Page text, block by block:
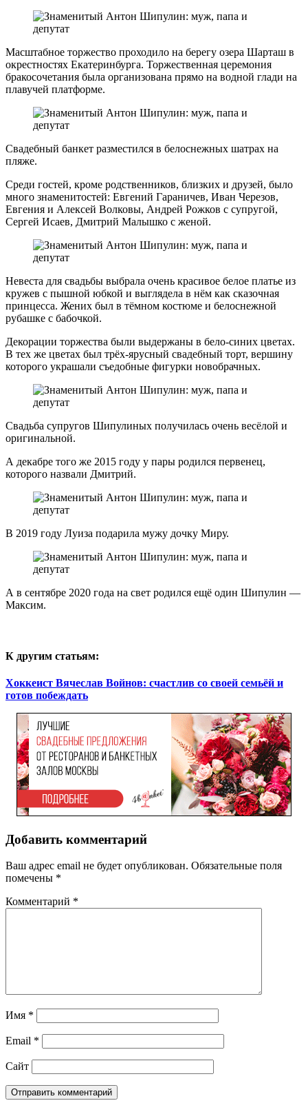
Масштабное торжество проходило на берегу озера Шарташ в
окрестностях Екатеринбурга. Торжественная церемония
бракосочетания была организована прямо на водной глади на
плавучей платформе.
Свадебный банкет разместился в белоснежных шатрах на
пляже.
Среди гостей, кроме родственников, близких и друзей, было
много знаменитостей: Евгений Гараничев, Иван Черезов,
Евгения и Алексей Волковы, Андрей Рожков с супругой,
Сергей Исаев, Дмитрий Малышко с женой.
Невеста для свадьбы выбрала очень красивое белое платье из
кружев с пышной юбкой и выглядела в нём как сказочная
принцесса. Жених был в тёмном костюме и белоснежной
рубашке с бабочкой.
Декорации торжества были выдержаны в бело-синих цветах.
В тех же цветах был трёх-ярусный свадебный торт, вершину
которого украшали съедобные фигурки новобрачных.
Свадьба супругов Шипулиных получилась очень весёлой и
оригинальной.
А декабре того же 2015 году у пары родился первенец,
которого назвали Дмитрий.
В 2019 году Луиза подарила мужу дочку Миру.
А в сентябре 2020 года на свет родился ещё один Шипулин —
Максим.
К другим статьям:
Хоккеист Вячеслав Войнов: счастлив со своей семьёй и
готов побеждать
Добавить комментарий
Ваш адрес email не будет опубликован. Обязательные поля
помечены *
Комментарий *
Имя *
Email *
Сайт